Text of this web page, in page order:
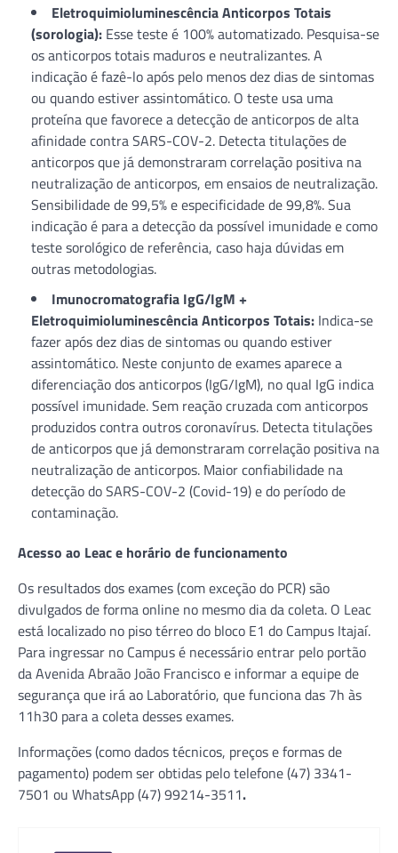
Eletroquimioluminescência Anticorpos Totais
(sorologia): Esse teste é 100% automatizado. Pesquisa-se
os anticorpos totais maduros e neutralizantes. A
indicação é fazê-lo após pelo menos dez dias de sintomas
ou quando estiver assintomático. O teste usa uma
proteína que favorece a detecção de anticorpos de alta
afinidade contra SARS-COV-2. Detecta titulações de
anticorpos que já demonstraram correlação positiva na
neutralização de anticorpos, em ensaios de neutralização.
Sensibilidade de 99,5% e especificidade de 99,8%. Sua
indicação é para a detecção da possível imunidade e como
teste sorológico de referência, caso haja dúvidas em
outras metodologias.
Imunocromatografia IgG/IgM +
Eletroquimioluminescência Anticorpos Totais: Indica-se
fazer após dez dias de sintomas ou quando estiver
assintomático. Neste conjunto de exames aparece a
diferenciação dos anticorpos (IgG/IgM), no qual IgG indica
possível imunidade. Sem reação cruzada com anticorpos
produzidos contra outros coronavírus. Detecta titulações
de anticorpos que já demonstraram correlação positiva na
neutralização de anticorpos. Maior confiabilidade na
detecção do SARS-COV-2 (Covid-19) e do período de
contaminação.
Acesso ao Leac e horário de funcionamento
Os resultados dos exames (com exceção do PCR) são
divulgados de forma online no mesmo dia da coleta. O Leac
está localizado no piso térreo do bloco E1 do Campus Itajaí.
Para ingressar no Campus é necessário entrar pelo portão
da Avenida Abraão João Francisco e informar a equipe de
segurança que irá ao Laboratório, que funciona das 7h às
11h30 para a coleta desses exames.
Informações (como dados técnicos, preços e formas de
pagamento) podem ser obtidas pelo telefone (47) 3341-
7501 ou WhatsApp (47) 99214-3511.